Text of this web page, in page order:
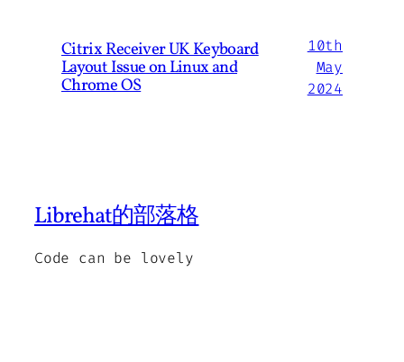
Citrix Receiver UK Keyboard
Layout Issue on Linux and
Chrome OS
10th
May
2024
Librehat的部落格
Code can be lovely